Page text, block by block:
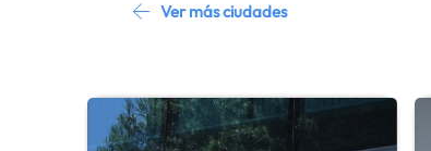
Ver más ciudades